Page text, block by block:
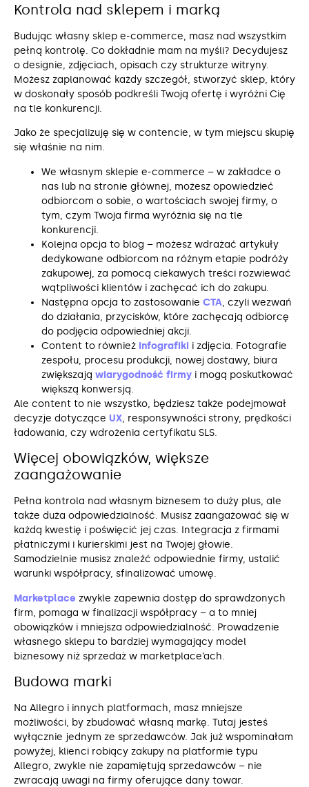
Kontrola nad sklepem i marką
Budując własny sklep e-commerce, masz nad wszystkim
pełną kontrolę. Co dokładnie mam na myśli? Decydujesz
o designie, zdjęciach, opisach czy strukturze witryny.
Możesz zaplanować każdy szczegół, stworzyć sklep, który
w doskonały sposób podkreśli Twoją ofertę i wyróżni Cię
na tle konkurencji.
Jako że specjalizuję się w contencie, w tym miejscu skupię
się właśnie na nim.
We własnym sklepie e-commerce – w zakładce o
nas lub na stronie głównej, możesz opowiedzieć
odbiorcom o sobie, o wartościach swojej firmy, o
tym, czym Twoja firma wyróżnia się na tle
konkurencji.
Kolejna opcja to blog – możesz wdrażać artykuły
dedykowane odbiorcom na różnym etapie podróży
zakupowej, za pomocą ciekawych treści rozwiewać
wątpliwości klientów i zachęcać ich do zakupu.
Następna opcja to zastosowanie CTA, czyli wezwań
do działania, przycisków, które zachęcają odbiorcę
do podjęcia odpowiedniej akcji.
Content to również infografiki i zdjęcia. Fotografie
zespołu, procesu produkcji, nowej dostawy, biura
zwiększają wiarygodność firmy i mogą poskutkować
większą konwersją.
Ale content to nie wszystko, będziesz także podejmował
decyzje dotyczące UX, responsywności strony, prędkości
ładowania, czy wdrożenia certyfikatu SLS.
Więcej obowiązków, większe
zaangażowanie
Pełna kontrola nad własnym biznesem to duży plus, ale
także duża odpowiedzialność. Musisz zaangażować się w
każdą kwestię i poświęcić jej czas. Integracja z firmami
płatniczymi i kurierskimi jest na Twojej głowie.
Samodzielnie musisz znaleźć odpowiednie firmy, ustalić
warunki współpracy, sfinalizować umowę.
Marketplace zwykle zapewnia dostęp do sprawdzonych
firm, pomaga w finalizacji współpracy – a to mniej
obowiązków i mniejsza odpowiedzialność. Prowadzenie
własnego sklepu to bardziej wymagający model
biznesowy niż sprzedaż w marketplace’ach.
Budowa marki
Na Allegro i innych platformach, masz mniejsze
możliwości, by zbudować własną markę. Tutaj jesteś
wyłącznie jednym ze sprzedawców. Jak już wspominałam
powyżej, klienci robiący zakupy na platformie typu
Allegro, zwykle nie zapamiętują sprzedawców – nie
zwracają uwagi na firmy oferujące dany towar.